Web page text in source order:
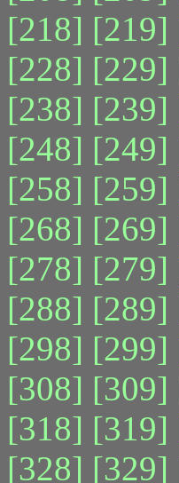
[218] [219]
[228] [229]
[238] [239]
[248] [249]
[258] [259]
[268] [269]
[278] [279]
[288] [289]
[298] [299]
[308] [309]
[318] [319]
[328] [329]